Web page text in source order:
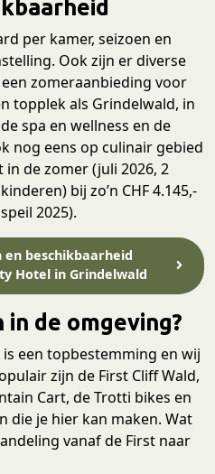
per kamer, seizoen en
Ook zijn er diverse
zomeraanbieding voor
topplek als Grindelwald, in
spa en wellness en de
nog eens op culinair gebied
de zomer (juli 2026, 2
bij zo’n CHF 4.145,-
2025).
beschikbaarheid
Hotel in Grindelwald
de omgeving?
een topbestemming en wij
zijn de First Cliff Wald,
Cart, de Trotti bikes en
die je hier kan maken. Wat
vanaf de First naar